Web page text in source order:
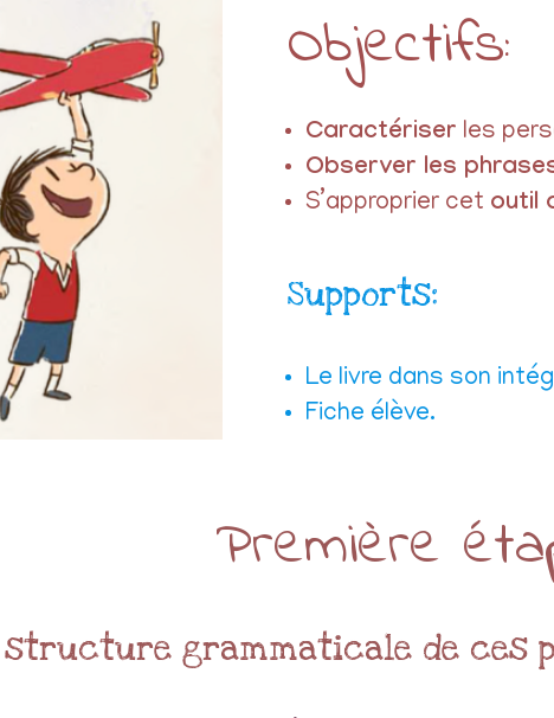
Objectifs:
Caractériser les
Observer les
S’approprier cet outil
Supports:
Le livre dans son
Fiche élève.
Première
structure grammaticale de ces